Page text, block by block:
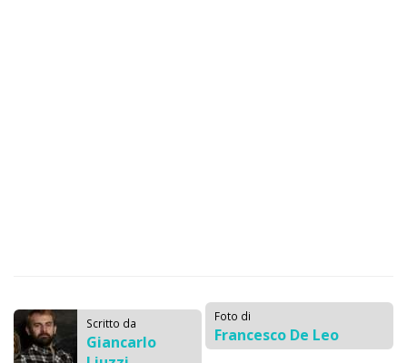
Scritto da
Giancarlo
Foto di
Francesco De Leo